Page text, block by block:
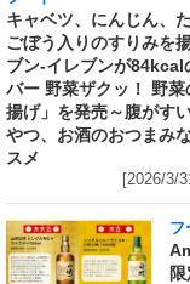
キャベツ、にんじん、た
ごぼう入りのすりみを
ブン‐イレブンが84kcal
バー 野菜ザクッ！ 野菜
揚げ」を発売～腹がす
やつ、お酒のおつまみ
スメ
[2026/3/
フ